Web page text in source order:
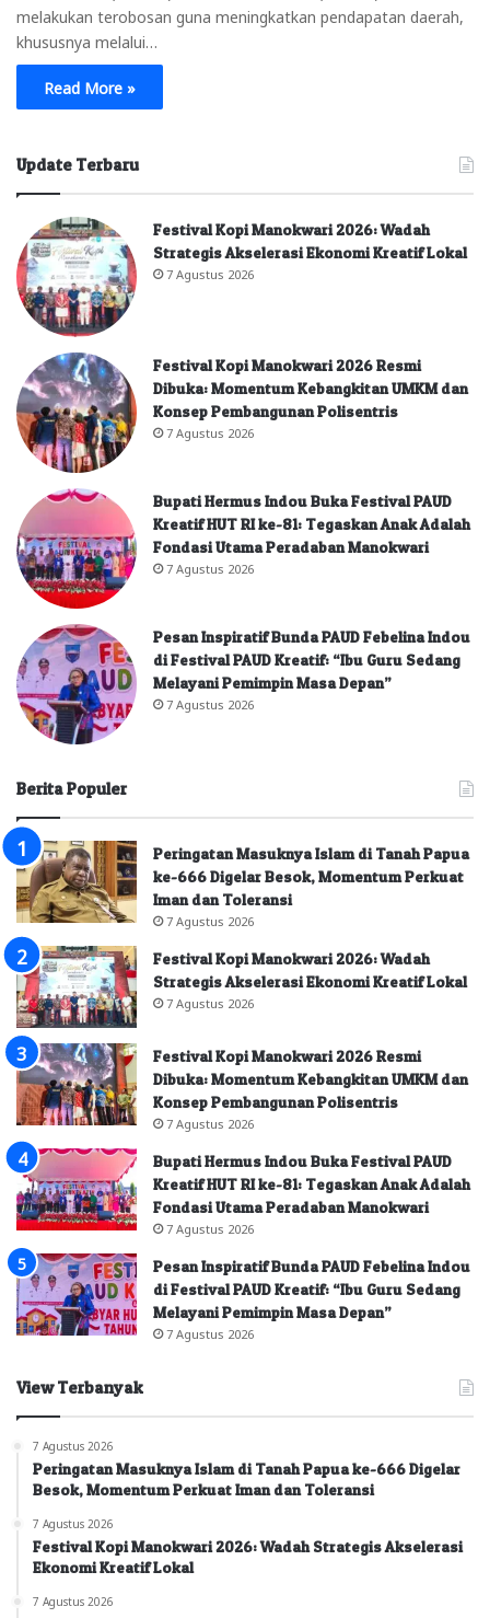
melakukan terobosan guna meningkatkan pendapatan daerah,
khususnya melalui…
Read More »
Update Terbaru
Festival Kopi Manokwari 2026: Wadah
Strategis Akselerasi Ekonomi Kreatif Lokal
7 Agustus 2026
Festival Kopi Manokwari 2026 Resmi
Dibuka: Momentum Kebangkitan UMKM dan
Konsep Pembangunan Polisentris
7 Agustus 2026
Bupati Hermus Indou Buka Festival PAUD
Kreatif HUT RI ke-81: Tegaskan Anak Adalah
Fondasi Utama Peradaban Manokwari
7 Agustus 2026
Pesan Inspiratif Bunda PAUD Febelina Indou
di Festival PAUD Kreatif: “Ibu Guru Sedang
Melayani Pemimpin Masa Depan”
7 Agustus 2026
Berita Populer
Peringatan Masuknya Islam di Tanah Papua
ke-666 Digelar Besok, Momentum Perkuat
Iman dan Toleransi
7 Agustus 2026
Festival Kopi Manokwari 2026: Wadah
Strategis Akselerasi Ekonomi Kreatif Lokal
7 Agustus 2026
Festival Kopi Manokwari 2026 Resmi
Dibuka: Momentum Kebangkitan UMKM dan
Konsep Pembangunan Polisentris
7 Agustus 2026
Bupati Hermus Indou Buka Festival PAUD
Kreatif HUT RI ke-81: Tegaskan Anak Adalah
Fondasi Utama Peradaban Manokwari
7 Agustus 2026
Pesan Inspiratif Bunda PAUD Febelina Indou
di Festival PAUD Kreatif: “Ibu Guru Sedang
Melayani Pemimpin Masa Depan”
7 Agustus 2026
View Terbanyak
7 Agustus 2026
Peringatan Masuknya Islam di Tanah Papua ke-666 Digelar
Besok, Momentum Perkuat Iman dan Toleransi
7 Agustus 2026
Festival Kopi Manokwari 2026: Wadah Strategis Akselerasi
Ekonomi Kreatif Lokal
7 Agustus 2026